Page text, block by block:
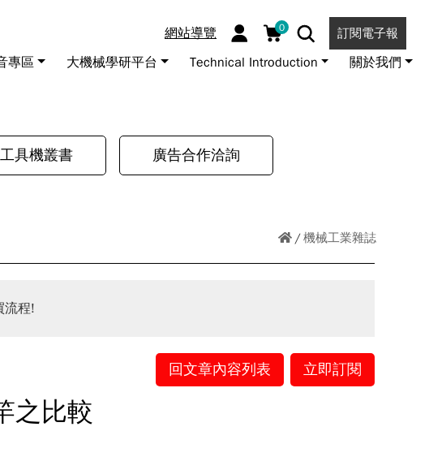
網站導覽 0 訂閱電子報
專區 大機械學研平台 Technical Introduction 關於我們
具機叢書 廣告合作洽詢
機械工業雜誌
流程!
回文章內容列表 立即訂閱
之比較